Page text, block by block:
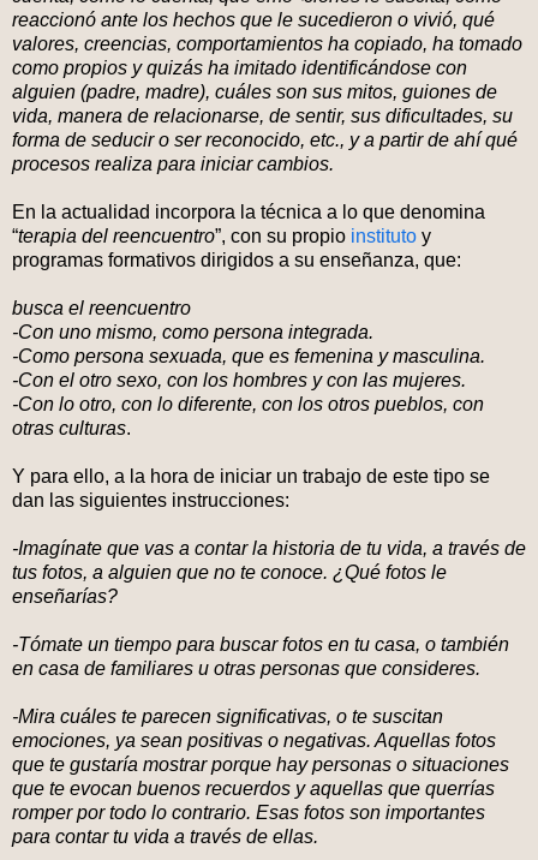
reaccionó ante los hechos que le sucedieron o vivió, qué
valores, creencias, comportamientos ha copiado, ha tomado
como propios y quizás ha imitado identificándose con
alguien (padre, madre), cuáles son sus mitos, guiones de
vida, manera de relacionarse, de sentir, sus dificultades, su
forma de seducir o ser reconocido, etc., y a partir de ahí qué
procesos realiza para iniciar cambios.
En la actualidad incorpora la técnica a lo que denomina
“terapia del reencuentro”, con su propio instituto y
programas formativos dirigidos a su enseñanza, que:
busca el reencuentro
-Con uno mismo, como persona integrada.
-Como persona sexuada, que es femenina y masculina.
-Con el otro sexo, con los hombres y con las mujeres.
-Con lo otro, con lo diferente, con los otros pueblos, con
otras culturas.
Y para ello, a la hora de iniciar un trabajo de este tipo se
dan las siguientes instrucciones:
-Imagínate que vas a contar la historia de tu vida, a través de
tus fotos, a alguien que no te conoce. ¿Qué fotos le
enseñarías?
-Tómate un tiempo para buscar fotos en tu casa, o también
en casa de familiares u otras personas que consideres.
-Mira cuáles te parecen significativas, o te suscitan
emociones, ya sean positivas o negativas. Aquellas fotos
que te gustaría mostrar porque hay personas o situaciones
que te evocan buenos recuerdos y aquellas que querrías
romper por todo lo contrario. Esas fotos son importantes
para contar tu vida a través de ellas.